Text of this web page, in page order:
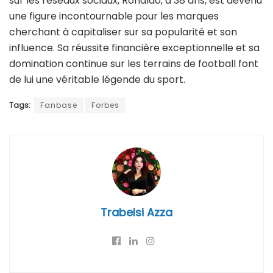
une figure incontournable pour les marques
cherchant à capitaliser sur sa popularité et son
influence. Sa réussite financière exceptionnelle et sa
domination continue sur les terrains de football font
de lui une véritable légende du sport.
Tags: Fanbase Forbes
Trabelsi Azza